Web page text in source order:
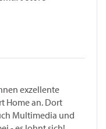
exzellente
Home an. Dort
Multimedia und